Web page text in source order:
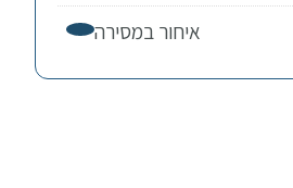
איחור במסירה